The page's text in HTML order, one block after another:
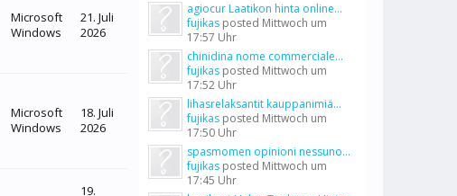
Microsoft
Windows
21. Juli
2026
Microsoft
Windows
18. Juli
2026
19.
agiocur Laatikon hinta online...
fujikas posted Mittwoch um
17:57 Uhr
chinidina nome commerciale...
fujikas posted Mittwoch um
17:52 Uhr
lihasrelaksantit kauppanimiä...
fujikas posted Mittwoch um
17:50 Uhr
spasmomen opinioni nessuno...
fujikas posted Mittwoch um
17:45 Uhr